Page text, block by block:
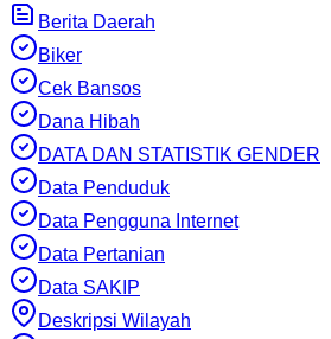
Berita Daerah
Biker
Cek Bansos
Dana Hibah
DATA DAN STATISTIK GENDER
Data Penduduk
Data Pengguna Internet
Data Pertanian
Data SAKIP
Deskripsi Wilayah